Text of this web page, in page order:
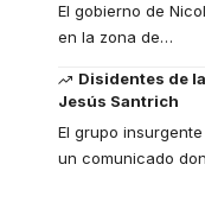
El gobierno de
en la zona de…
Disidentes de
Jesús Santrich
El grupo
un comunicado